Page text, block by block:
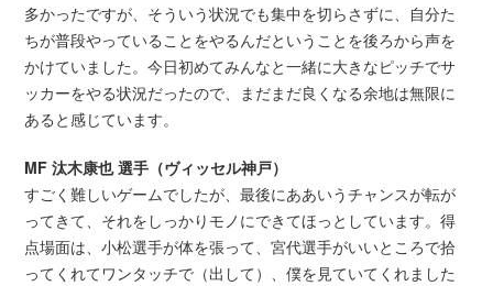
多かったですが、そういう状況でも集中を切らさずに、自分た
ちが普段やっていることをやるんだということを後ろから声を
かけていました。今日初めてみんなと一緒に大きなピッチでサ
ッカーをやる状況だったので、まだまだ良くなる余地は無限に
あると感じています。
MF 汰木康也 選手（ヴィッセル神戸）
すごく難しいゲームでしたが、最後にああいうチャンスが転が
ってきて、それをしっかりモノにできてほっとしています。得
点場面は、小松選手が体を張って、宮代選手がいいところで拾
ってくれてワンタッチで（出して）、僕を見ていてくれました